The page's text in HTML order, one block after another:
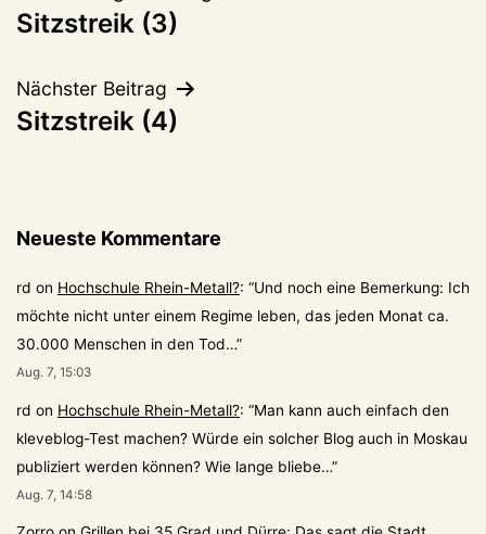
Sitzstreik (3)
Nächster Beitrag
Sitzstreik (4)
Neueste Kommentare
rd on Hochschule Rhein-Metall?: “Und noch eine Bemerkung: Ich
möchte nicht unter einem Regime leben, das jeden Monat ca.
30.000 Menschen in den Tod…”
Aug. 7, 15:03
rd on Hochschule Rhein-Metall?: “Man kann auch einfach den
kleveblog-Test machen? Würde ein solcher Blog auch in Moskau
publiziert werden können? Wie lange bliebe…”
Aug. 7, 14:58